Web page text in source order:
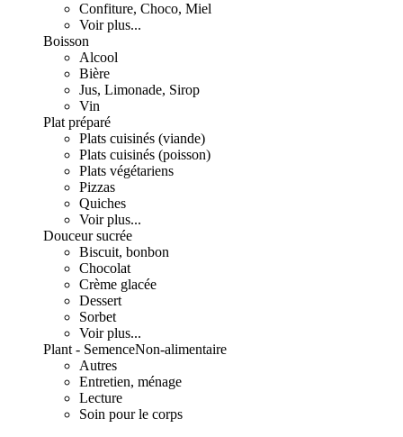
Confiture, Choco, Miel
Voir plus...
Boisson
Alcool
Bière
Jus, Limonade, Sirop
Vin
Plat préparé
Plats cuisinés (viande)
Plats cuisinés (poisson)
Plats végétariens
Pizzas
Quiches
Voir plus...
Douceur sucrée
Biscuit, bonbon
Chocolat
Crème glacée
Dessert
Sorbet
Voir plus...
Plant - SemenceNon-alimentaire
Autres
Entretien, ménage
Lecture
Soin pour le corps